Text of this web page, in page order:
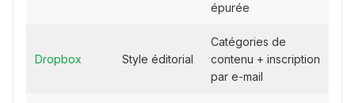
épurée
Dropbox Style éditorial
Catégories de
contenu + inscription
par e-mail